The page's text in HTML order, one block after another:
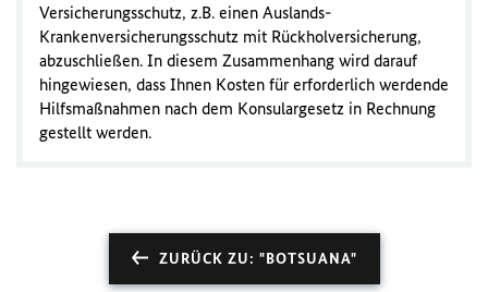
Versicherungsschutz, z.B. einen Auslands-
Krankenversicherungsschutz mit Rückholversicherung,
abzuschließen. In diesem Zusammenhang wird darauf
hingewiesen, dass Ihnen Kosten für erforderlich werdende
Hilfsmaßnahmen nach dem Konsulargesetz in Rechnung
gestellt werden.
ZURÜCK ZU: "BOTSUANA"